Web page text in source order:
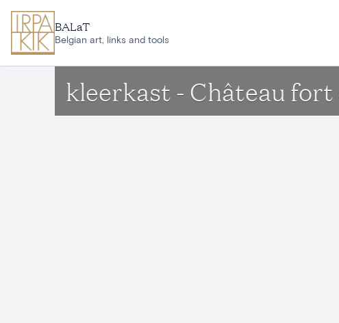
BALaT
Belgian art, links and tools
kleerkast - Château